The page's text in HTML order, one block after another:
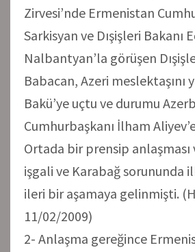
Zirvesi’nde Ermenistan
Sarkisyan ve Dışişleri Bakanı
Nalbantyan’la görüşen
Babacan, Azeri meslektaşını
Bakü’ye uçtu ve durumu
Cumhurbaşkanı İlham
Ortada bir prensip anlaşması
işgali ve Karabağ sorununda
ileri bir aşamaya gelinmişti.
11/02/2009)
2- Anlaşma gereğince